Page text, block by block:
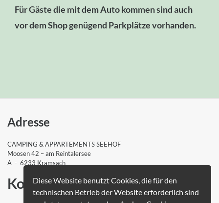
Diese Website benutzt Cookies, die für den
technischen Betrieb der Website erforderlich sind
Für Gäste die mit dem Auto kommen sind auch
vor dem Shop genügend Parkplätze vorhanden.
Adresse
CAMPING & APPARTEMENTS SEEHOF
Moosen 42 – am Reintalersee
A - 6233 Kramsach
Kontakt